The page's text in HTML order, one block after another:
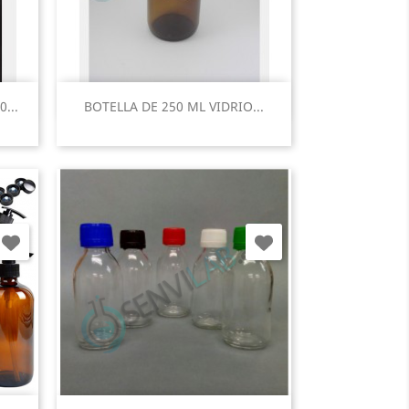
BOTELLA DE 250 ML VIDRIO...
 Vista rápida